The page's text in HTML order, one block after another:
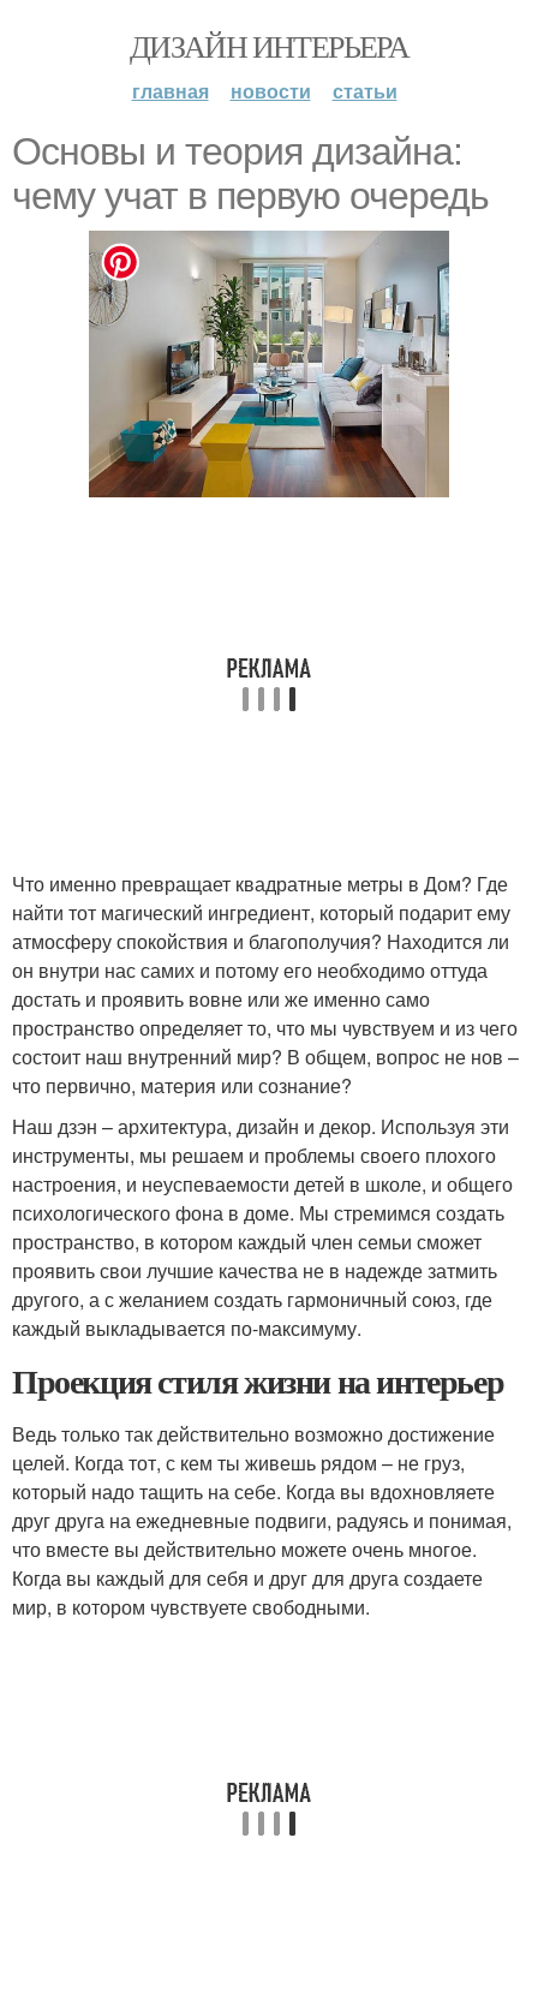
ДИЗАЙН ИНТЕРЬЕРА
главная новости статьи
Основы и теория дизайна:
чему учат в первую очередь
Что именно превращает квадратные метры в Дом? Где
найти тот магический ингредиент, который подарит ему
атмосферу спокойствия и благополучия? Находится ли
он внутри нас самих и потому его необходимо оттуда
достать и проявить вовне или же именно само
пространство определяет то, что мы чувствуем и из чего
состоит наш внутренний мир? В общем, вопрос не нов –
что первично, материя или сознание?
Наш дзэн – архитектура, дизайн и декор. Используя эти
инструменты, мы решаем и проблемы своего плохого
настроения, и неуспеваемости детей в школе, и общего
психологического фона в доме. Мы стремимся создать
пространство, в котором каждый член семьи сможет
проявить свои лучшие качества не в надежде затмить
другого, а с желанием создать гармоничный союз, где
каждый выкладывается по-максимуму.
Проекция стиля жизни на интерьер
Ведь только так действительно возможно достижение
целей. Когда тот, с кем ты живешь рядом – не груз,
который надо тащить на себе. Когда вы вдохновляете
друг друга на ежедневные подвиги, радуясь и понимая,
что вместе вы действительно можете очень многое.
Когда вы каждый для себя и друг для друга создаете
мир, в котором чувствуете свободными.